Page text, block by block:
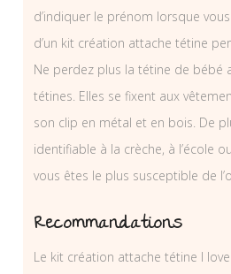
d’indiquer le prénom lorsque
d’un kit création attache tétine
Ne perdez plus la tétine de bébé
tétines. Elles se fixent aux
son clip en métal et en bois. De
identifiable à la crèche, à l’école
vous êtes le plus susceptible de
Recommandations
Le kit création attache tétine I